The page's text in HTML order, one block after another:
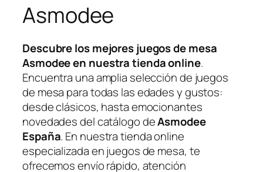
Asmodee
Descubre los mejores juegos de mesa
Asmodee en nuestra tienda online.
Encuentra una amplia selección de juegos
de mesa para todas las edades y gustos:
desde clásicos, hasta emocionantes
novedades del catálogo deAsmodee
España. En nuestra tienda online
especializada en juegos de mesa, te
ofrecemos envío rápido, atención